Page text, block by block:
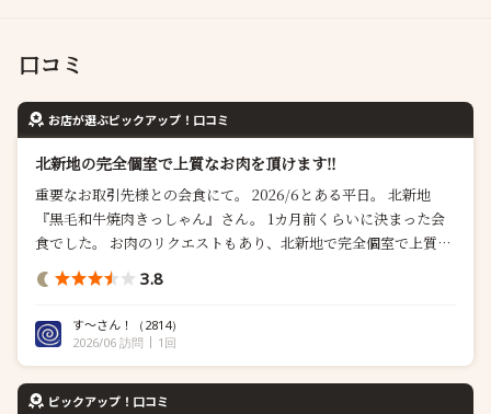
口コミ
お店が選ぶピックアップ！口コミ
北新地の完全個室で上質なお肉を頂けます‼️
重要なお取引先様との会食にて。 2026/6とある平日。 北新地
『黒毛和牛焼肉きっしゃん』さん。 1カ月前くらいに決まった会
食でした。 お肉のリクエストもあり、北新地で完全個室で上質な
お肉を頂けそうなお店を探して、こちらを予約しました。 肉質、
アルコール、色々と北新地クオリティだなぁと思いました。 参加
者の皆様、満足されていたようで良かったです。 ごちそうさまで
した。
3.8
す〜さん！
（2814）
2026/06 訪問
1回
ピックアップ！口コミ